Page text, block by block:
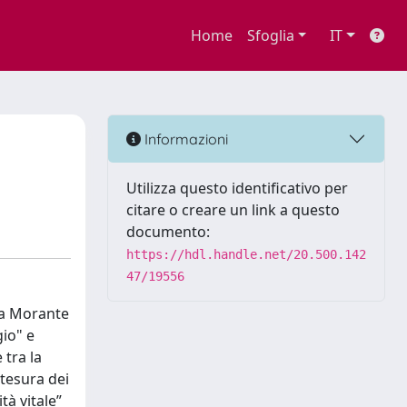
Home Sfoglia IT
Morante
e
tra la
dei
vitale”
Informazioni
Utilizza questo identificativo per
citare o creare un link a questo
documento:
https://hdl.handle.net/20.500.142
47/19556